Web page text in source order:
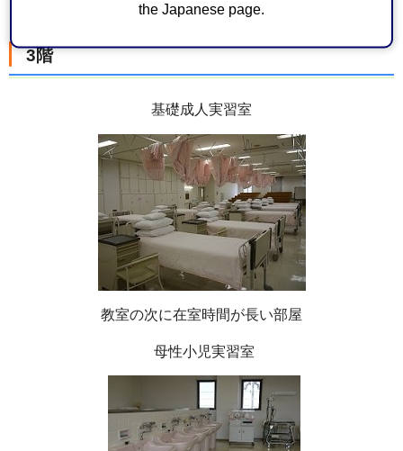
the Japanese page.
3階
基礎成人実習室
教室の次に在室時間が長い部屋
母性小児実習室